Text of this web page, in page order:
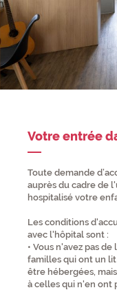
Votre entrée
Toute demande
auprès du cadre de
hospitalisé votre
Les conditions
avec l'hôpital sont :
• Vous n'avez pas
familles qui ont un
être hébergées,
à celles qui n'en ont